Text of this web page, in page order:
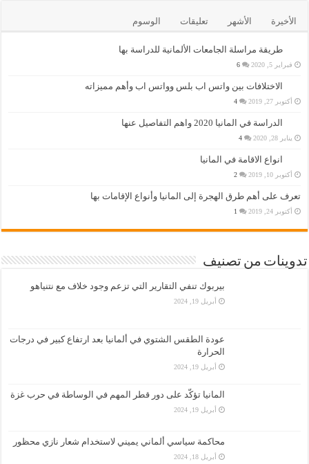
الأخيرة الأشهر تعليقات الوسوم
طريقة مراسلة الجامعات الألمانية للدراسة بها
فبراير 5, 2020 6
الاختلافات بين واتس اب بلس وواتس اب وأهم مميزاته
أكتوبر 27, 2019 4
الدراسة في المانيا 2020 واهم التفاصيل عنها
يناير 28, 2020 4
انواع الاقامة في المانيا
أكتوبر 10, 2019 2
تعرف على أهم طرق الهجرة إلى المانيا وأنواع الإقامات بها
أكتوبر 24, 2019 1
تدوينات من تصنيف
بيربوك تنفي التقارير التي تزعم وجود خلاف مع نتنياهو
أبريل 19, 2024
عودة الطقس الشتوي في ألمانيا بعد ارتفاع كبير في درجات
الحرارة
أبريل 19, 2024
المانيا تؤكّد على دور قطر المهم في الوساطة في حرب غزة
أبريل 19, 2024
محاكمة سياسي ألماني يميني لاستخدام شعار نازي محظور
أبريل 18, 2024